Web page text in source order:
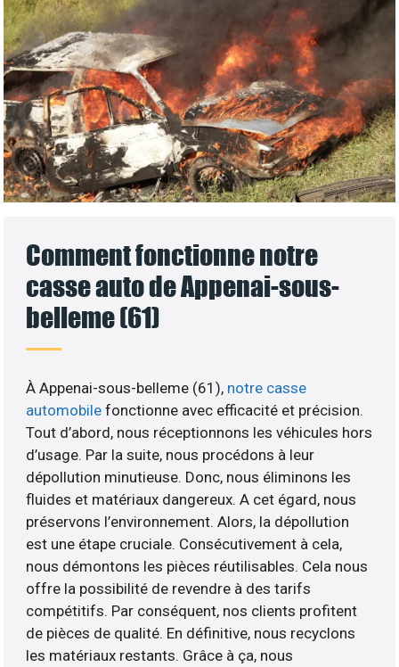
Comment fonctionne notre
casse auto de Appenai-sous-
belleme (61)
À Appenai-sous-belleme (61), notre casse
automobilefonctionne avec efficacité et précision.
Tout d’abord, nous réceptionnons les véhicules hors
d’usage. Par la suite, nous procédons à leur
dépollution minutieuse. Donc, nous éliminons les
fluides et matériaux dangereux. A cet égard, nous
préservons l’environnement. Alors, la dépollution
est une étape cruciale. Consécutivement à cela,
nous démontons les pièces réutilisables. Cela nous
offre la possibilité de revendre à des tarifs
compétitifs. Par conséquent, nos clients profitent
de pièces de qualité. En définitive, nous recyclons
les matériaux restants. Grâce à ça, nous